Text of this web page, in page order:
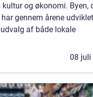
og økonomi. Byen,
gennem årene
af både lokale
08 juli